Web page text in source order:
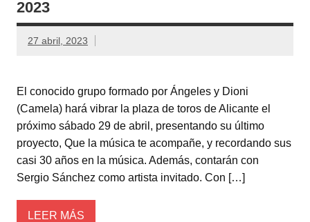
2023
27 abril, 2023
El conocido grupo formado por Ángeles y Dioni
(Camela) hará vibrar la plaza de toros de Alicante el
próximo sábado 29 de abril, presentando su último
proyecto, Que la música te acompañe, y recordando sus
casi 30 años en la música. Además, contarán con
Sergio Sánchez como artista invitado. Con […]
LEER MÁS